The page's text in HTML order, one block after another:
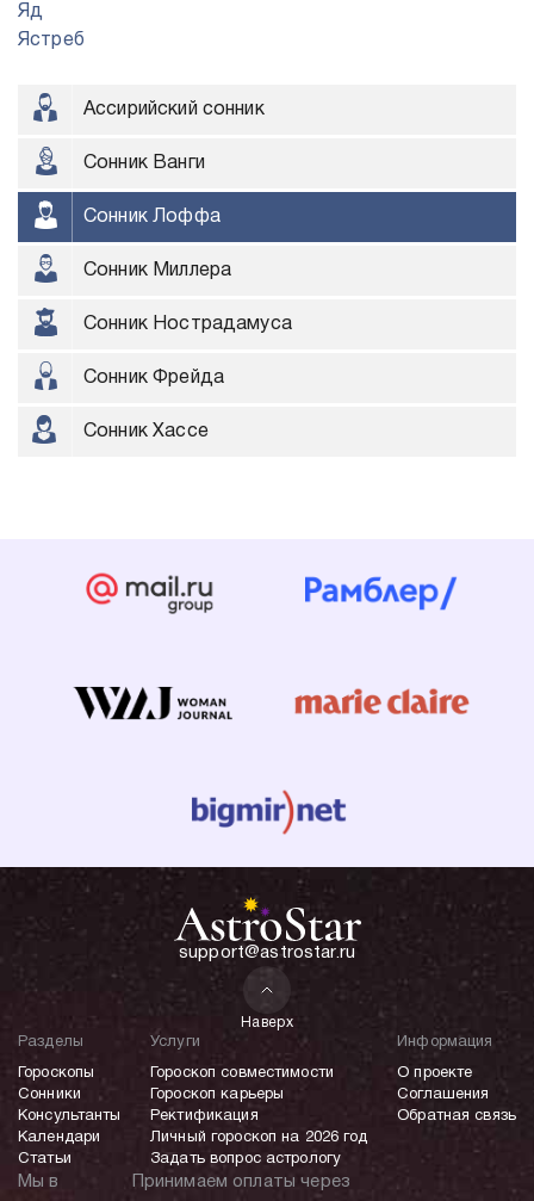
Яд
Ястреб
Ассирийский сонник
Сонник Ванги
Сонник Лоффа
Сонник Миллера
Сонник Нострадамуса
Сонник Фрейда
Сонник Хассе
support@astrostar.ru
Наверх
Разделы
Гороскопы
Сонники
Консультанты
Календари
Статьи
Услуги
Гороскоп совместимости
Гороскоп карьеры
Ректификация
Личный гороскоп на 2026 год
Задать вопрос астрологу
Информация
О проекте
Соглашения
Обратная связь
Мы в
Принимаем оплаты через